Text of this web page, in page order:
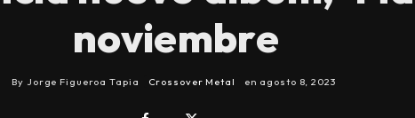
noviembre
By Jorge Figueroa Tapia Crossover Metal en agosto 8, 2023